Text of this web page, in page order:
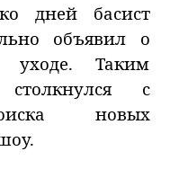
дней басист
объявил о
уходе. Таким
с
новых